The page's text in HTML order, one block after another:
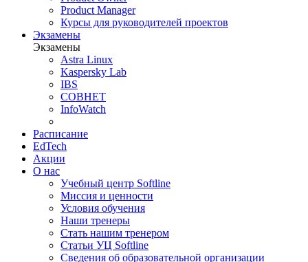
Product Manager
Курсы для руководителей проектов
Экзамены
Экзамены
Astra Linux
Kaspersky Lab
IBS
СОВНЕТ
InfoWatch
Расписание
EdTech
Акции
О нас
Учебный центр Softline
Миссия и ценности
Условия обучения
Наши тренеры
Стать нашим тренером
Статьи УЦ Softline
Сведения об образовательной организации